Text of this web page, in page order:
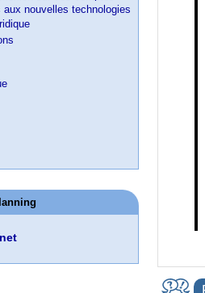
aux nouvelles technologies